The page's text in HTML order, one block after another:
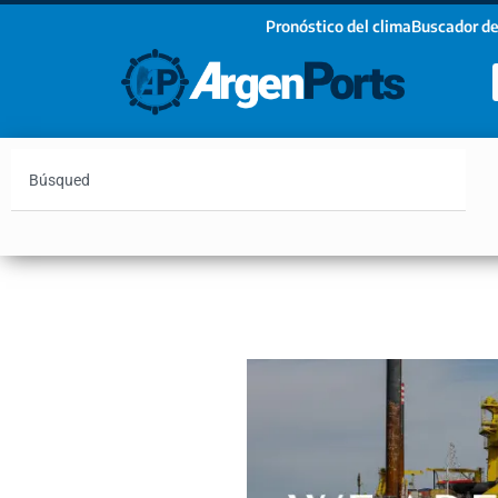
Pronóstico del climaBuscador
¡Sumate a nuestro Newsletter!
Email
Estoy de acuerdo con las condiciones y políticas